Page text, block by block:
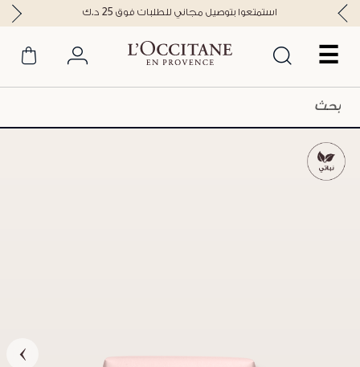
☰
استمتعوا بتوصيل مجاني للطلبات فوق 25 د.ك